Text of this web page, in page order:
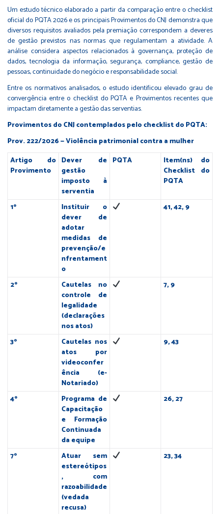
Um estudo técnico elaborado a partir da comparação entre o checklist
oficial do PQTA 2026 e os principais Provimentos do CNJ demonstra que
diversos requisitos avaliados pela premiação correspondem a deveres
de gestão previstos nas normas que regulamentam a atividade. A
análise considera aspectos relacionados à governança, proteção de
dados, tecnologia da informação, segurança, compliance, gestão de
pessoas, continuidade do negócio e responsabilidade social.
Entre os normativos analisados, o estudo identificou elevado grau de
convergência entre o checklist do PQTA e Provimentos recentes que
impactam diretamente a gestão das serventias.
Provimentos do CNJ contemplados pelo checklist do PQTA:
Prov. 222/2026 — Violência patrimonial contra a mulher
Artigo do
Provimento
Dever de
gestão
imposto à
serventia
PQTA
Item(ns) do
Checklist do
PQTA
1º
Instituir o
dever de
adotar
medidas de
prevenção/e
nfrentament
o
41, 42, 9
2º
Cautelas no
controle de
legalidade
(declarações
nos atos)
7, 9
3º
Cautelas nos
atos por
videoconfer
ência (e-
Notariado)
9, 43
4º
Programa de
Capacitação
e Formação
Continuada
da equipe
26, 27
7º
Atuar sem
estereótipos
, com
razoabilidade
(vedada
recusa)
23, 34